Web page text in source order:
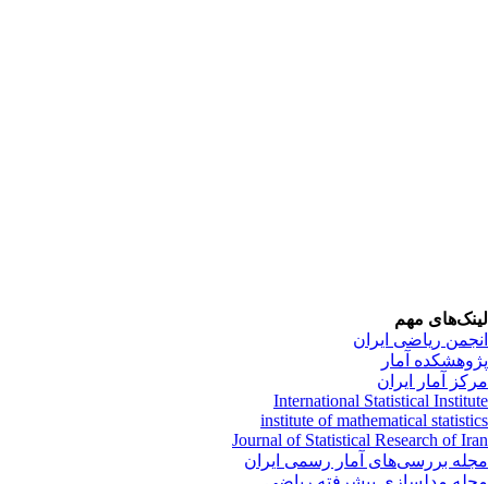
مهم
ریاضی ایران
آمار
آمار ایران
International Statistical
institute of mathematical
Journal of Statistical Research of
بررسی‌های آمار رسمی ایران